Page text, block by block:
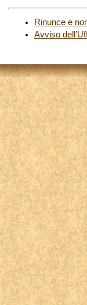
Rinunce e
Avviso